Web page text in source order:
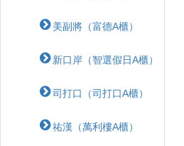
美副將（富德A櫃）
新口岸（智選假日A櫃）
司打口（司打口A櫃）
祐漢（萬利樓A櫃）